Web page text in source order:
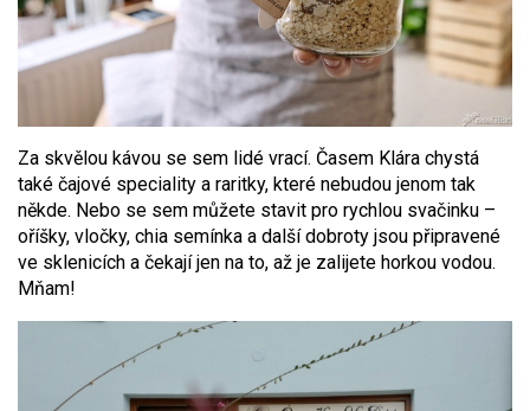
Za skvělou kávou se sem lidé vrací. Časem Klára chystá
také čajové speciality a raritky, které nebudou jenom tak
někde. Nebo se sem můžete stavit pro rychlou svačinku –
oříšky, vločky, chia semínka a další dobroty jsou připravené
ve sklenicích a čekají jen na to, až je zalijete horkou vodou.
Mňam!